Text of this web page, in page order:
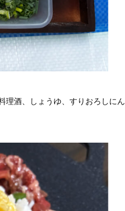
理酒、しょうゆ、すりおろしにん